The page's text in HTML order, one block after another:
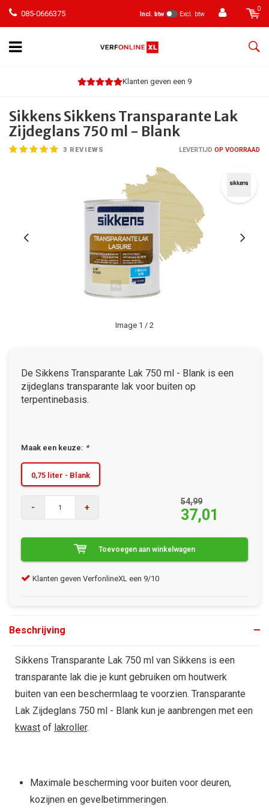
085-0666375 Incl. btw Excl. btw
0
Klanten geven een 9
Sikkens Sikkens Transparante Lak
Zijdeglans 750 ml - Blank
3 REVIEWS LEVERTIJD OP VOORRAAD
Image 1 / 2
De Sikkens Transparante Lak 750 ml - Blank is een
zijdeglans transparante lak voor buiten op
terpentinebasis.
Maak een keuze: *
0,75 liter - Blank
- +
54,99
37,01
Toevoegen aan winkelwagen
Klanten geven VerfonlineXL een 9/10
Beschrijving
Sikkens Transparante Lak 750 ml van Sikkens is een
transparante lak die je kunt gebruiken om houtwerk
buiten van een beschermlaag te voorzien. Transparante
Lak Zijdeglans 750 ml - Blank kun je aanbrengen met een
kwast of lakroller.
Maximale bescherming voor buiten voor deuren,
kozijnen en gevelbetimmeringen.